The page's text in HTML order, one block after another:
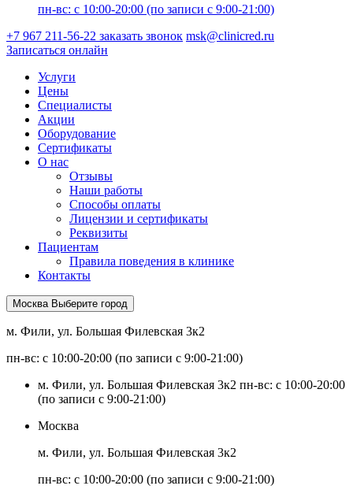
пн-вс: с 10:00-20:00 (по записи с 9:00-21:00)
+7 967 211-56-22 заказать звонок msk@clinicred.ru
Записаться онлайн
Услуги
Цены
Специалисты
Акции
Оборудование
Сертификаты
О нас
Отзывы
Наши работы
Способы оплаты
Лицензии и сертификаты
Реквизиты
Пациентам
Правила поведения в клинике
Контакты
Москва Выберите город
м. Фили, ул. Большая Филевская 3к2
пн-вс: с 10:00-20:00 (по записи с 9:00-21:00)
м. Фили, ул. Большая Филевская 3к2 пн-вс: с 10:00-20:00
(по записи с 9:00-21:00)
Москва
м. Фили, ул. Большая Филевская 3к2
пн-вс: с 10:00-20:00 (по записи с 9:00-21:00)